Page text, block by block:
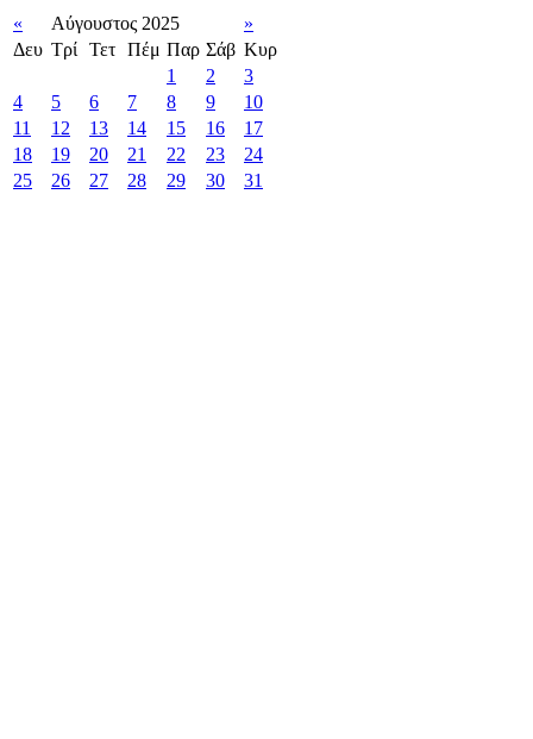
« Αύγουστος 2025
»
Δευ Τρί Τετ Πέμ Παρ Σάβ Κυρ
1
2
3
4
5 6 7 8 9
10
11
12 13 14 15 16
17
18
19 20 21 22 23
24
25
26 27 28 29 30 31